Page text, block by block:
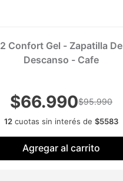
2 Confort Gel - Zapatilla De
Descanso - Cafe
$66.990$95.990
12 cuotas sin interés de$5583
Agregar al carrito